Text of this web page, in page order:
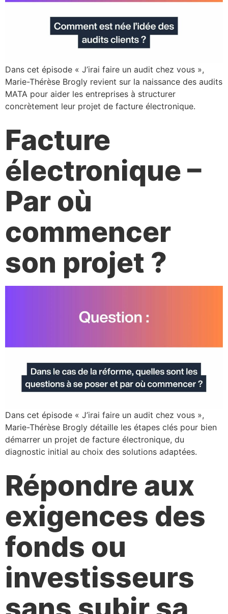
Dans cet épisode « J’irai faire un audit chez vous »,
Marie-Thérèse Brogly revient sur la naissance des audits
MATA pour aider les entreprises à structurer
concrètement leur projet de facture électronique.
Facture
électronique –
Par où
commencer
son projet ?
Dans cet épisode « J’irai faire un audit chez vous »,
Marie-Thérèse Brogly détaille les étapes clés pour bien
démarrer un projet de facture électronique, du
diagnostic initial au choix des solutions adaptées.
Répondre aux
exigences des
fonds ou
investisseurs